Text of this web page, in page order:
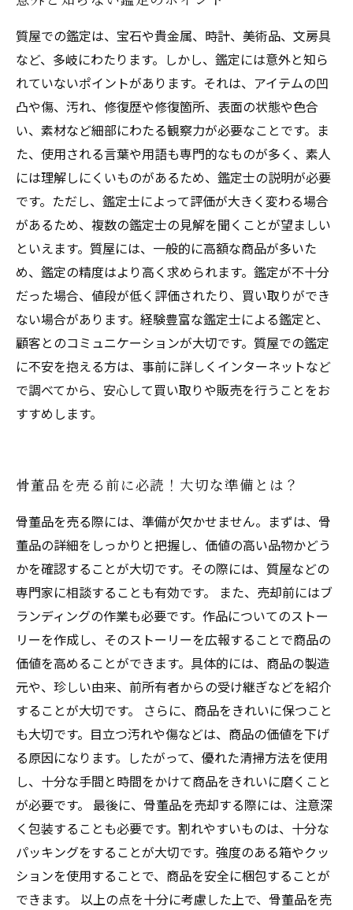
質屋での鑑定は、宝石や貴金属、時計、美術品、文房具
など、多岐にわたります。しかし、鑑定には意外と知ら
れていないポイントがあります。それは、アイテムの凹
凸や傷、汚れ、修復歴や修復箇所、表面の状態や色合
い、素材など細部にわたる観察力が必要なことです。ま
た、使用される言葉や用語も専門的なものが多く、素人
には理解しにくいものがあるため、鑑定士の説明が必要
です。ただし、鑑定士によって評価が大きく変わる場合
があるため、複数の鑑定士の見解を聞くことが望ましい
といえます。質屋には、一般的に高額な商品が多いた
め、鑑定の精度はより高く求められます。鑑定が不十分
だった場合、値段が低く評価されたり、買い取りができ
ない場合があります。経験豊富な鑑定士による鑑定と、
顧客とのコミュニケーションが大切です。質屋での鑑定
に不安を抱える方は、事前に詳しくインターネットなど
で調べてから、安心して買い取りや販売を行うことをお
すすめします。
骨董品を売る前に必読！大切な準備とは？
骨董品を売る際には、準備が欠かせません。まずは、骨
董品の詳細をしっかりと把握し、価値の高い品物かどう
かを確認することが大切です。その際には、質屋などの
専門家に相談することも有効です。 また、売却前にはブ
ランディングの作業も必要です。作品についてのストー
リーを作成し、そのストーリーを広報することで商品の
価値を高めることができます。具体的には、商品の製造
元や、珍しい由来、前所有者からの受け継ぎなどを紹介
することが大切です。 さらに、商品をきれいに保つこと
も大切です。目立つ汚れや傷などは、商品の価値を下げ
る原因になります。したがって、優れた清掃方法を使用
し、十分な手間と時間をかけて商品をきれいに磨くこと
が必要です。 最後に、骨董品を売却する際には、注意深
く包装することも必要です。割れやすいものは、十分な
パッキングをすることが大切です。強度のある箱やクッ
ションを使用することで、商品を安全に梱包することが
できます。 以上の点を十分に考慮した上で、骨董品を売